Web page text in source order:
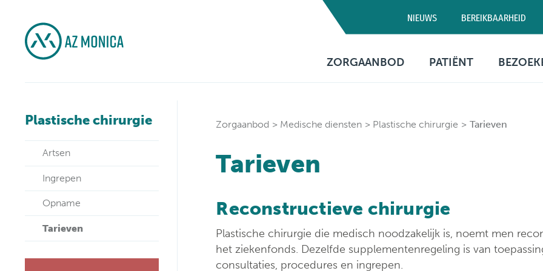
NIEUWS BEREIKBAARHEID
03 320
ZORGAANBOD
Medische diensten
Behandelingen
PATIËNT
Opname
Voorzieningen
Financiële
Sociaal
Plastische chirurgie
Artsen
Ingrepen
Opname
Tarieven
Zorgaanbod Medische diensten Plastische chirurgie Tarieven
Tarieven
Reconstructieve chirurgie
Plastische chirurgie die medisch noodzakelijk is, noemt men
het ziekenfonds. Dezelfde supplementenregeling is van
consultaties, procedures en ingrepen.